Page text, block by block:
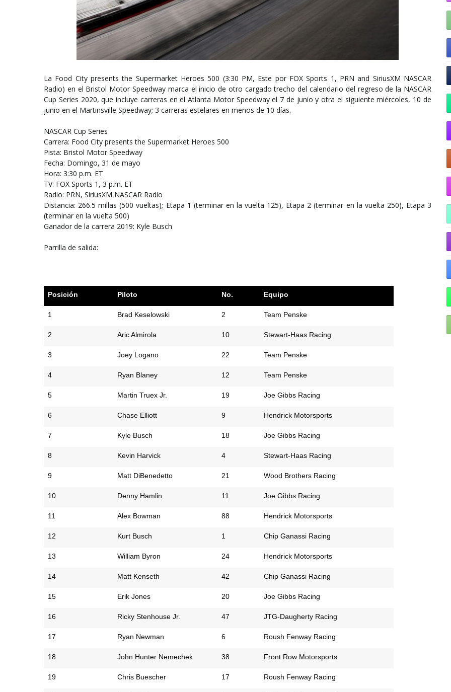
La Food City presents the Supermarket Heroes 500 (3:30 PM, Este por FOX Sports 1, PRN and SiriusXM NASCAR
Radio) en el Bristol Motor Speedway marca el inicio de otro cargado trecho del calendario del regreso de la NASCAR
Cup Series 2020, que incluye carreras en el Atlanta Motor Speedway el 7 de junio y otra el siguiente miércoles, 10 de
junio en el Martinsville Speedway; 3 carreras estelares en menos de 10 días.
NASCAR Cup Series
Carrera: Food City presents the Supermarket Heroes 500
Pista: Bristol Motor Speedway
Fecha: Domingo, 31 de mayo
Hora: 3:30 p.m. ET
TV: FOX Sports 1, 3 p.m. ET
Radio: PRN, SiriusXM NASCAR Radio
Distancia: 266.5 millas (500 vueltas); Etapa 1 (terminar en la vuelta 125), Etapa 2 (terminar en la vuelta 250), Etapa 3
(terminar en la vuelta 500)
Ganador de la carrera 2019: Kyle Busch
Parrilla de salida:
Posición Piloto No. Equipo
1 Brad Keselowski 2 Team Penske
2 Aric Almirola 10 Stewart-Haas Racing
3 Joey Logano 22 Team Penske
4 Ryan Blaney 12 Team Penske
5 Martin Truex Jr. 19 Joe Gibbs Racing
6 Chase Elliott 9 Hendrick Motorsports
7 Kyle Busch 18 Joe Gibbs Racing
8 Kevin Harvick 4 Stewart-Haas Racing
9 Matt DiBenedetto 21 Wood Brothers Racing
10 Denny Hamlin 11 Joe Gibbs Racing
11 Alex Bowman 88 Hendrick Motorsports
12 Kurt Busch 1 Chip Ganassi Racing
13 William Byron 24 Hendrick Motorsports
14 Matt Kenseth 42 Chip Ganassi Racing
15 Erik Jones 20 Joe Gibbs Racing
16 Ricky Stenhouse Jr. 47 JTG-Daugherty Racing
17 Ryan Newman 6 Roush Fenway Racing
18 John Hunter Nemechek 38 Front Row Motorsports
19 Chris Buescher 17 Roush Fenway Racing